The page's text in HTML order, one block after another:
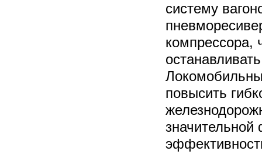
систему
компрессора,
повысить
значительной